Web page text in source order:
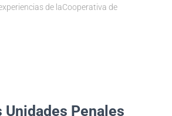
de laCooperativa de
Penales